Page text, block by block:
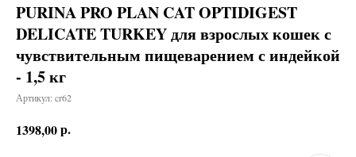
PURINA PRO PLAN CAT OPTIDIGEST
DELICATE TURKEY для взрослых кошек с
чувствительным пищеварением с индейкой
- 1,5 кг
Артикул: cr62
1398,00р.